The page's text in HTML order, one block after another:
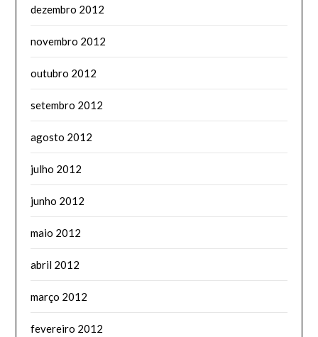
dezembro 2012
novembro 2012
outubro 2012
setembro 2012
agosto 2012
julho 2012
junho 2012
maio 2012
abril 2012
março 2012
fevereiro 2012